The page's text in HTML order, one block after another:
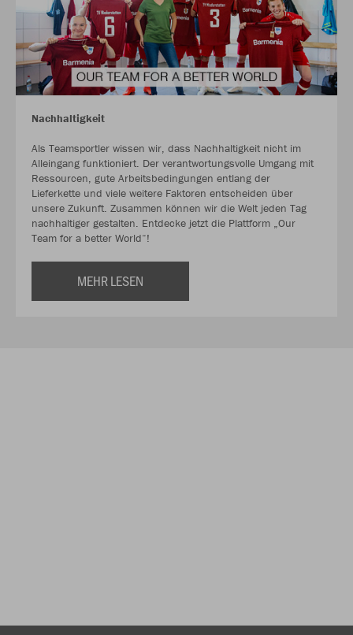
Nachhaltigkeit
Als Teamsportler wissen wir, dass Nachhaltigkeit nicht im
Alleingang funktioniert. Der verantwortungsvolle Umgang mit
Ressourcen, gute Arbeitsbedingungen entlang der
Lieferkette und viele weitere Faktoren entscheiden über
unsere Zukunft. Zusammen können wir die Welt jeden Tag
nachhaltiger gestalten. Entdecke jetzt die Plattform „Our
Team for a better World“!
MEHR LESEN